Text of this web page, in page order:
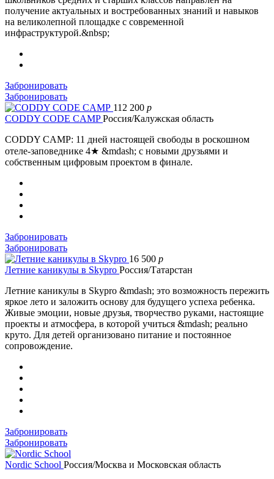
получение актуальных и востребованных знаний и навыков
на великолепной площадке с современной
инфраструктурой.&nbsp;
Забронировать
Забронировать
112 200 p
CODDY CODE CAMPРоссия/Калужская область
CODDY CAMP: 11 дней настоящей свободы в роскошном
отеле-заповеднике 4★ &mdash; с новыми друзьями и
собственным цифровым проектом в финале.
Забронировать
Забронировать
16 500 p
Летние каникулы в Skypro Россия/Татарстан
Летние каникулы в Skypro &mdash; это возможность пережить
яркое лето и заложить основу для будущего успеха ребенка.
Живые эмоции, новые друзья, творчество руками, настоящие
проекты и атмосфера, в которой учиться &mdash; реально
круто. Для детей организовано питание и постоянное
сопровождение.
Забронировать
Забронировать
Nordic School Россия/Москва и Московская область